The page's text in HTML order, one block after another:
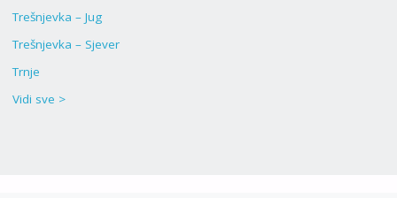
Trešnjevka – Jug
Trešnjevka – Sjever
Trnje
Vidi sve >